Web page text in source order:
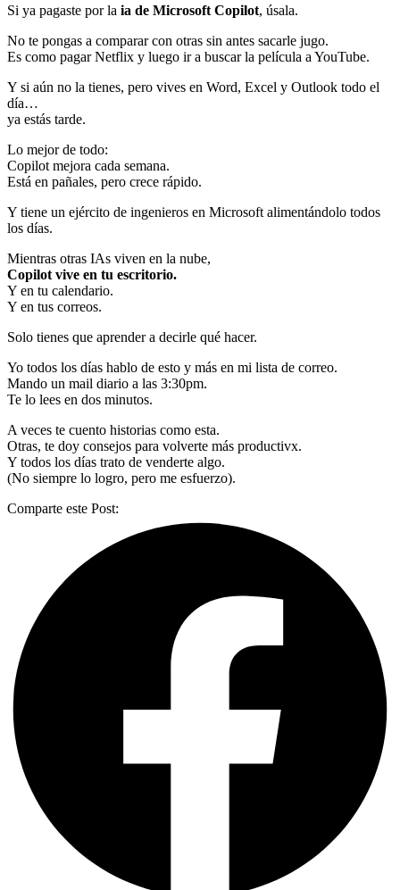
Si ya pagaste por la ia de Microsoft Copilot, úsala.
No te pongas a comparar con otras sin antes sacarle jugo.
Es como pagar Netflix y luego ir a buscar la película a YouTube.
Y si aún no la tienes, pero vives en Word, Excel y Outlook todo el
día…
ya estás tarde.
Lo mejor de todo:
Copilot mejora cada semana.
Está en pañales, pero crece rápido.
Y tiene un ejército de ingenieros en Microsoft alimentándolo todos
los días.
Mientras otras IAs viven en la nube,
Copilot vive en tu escritorio.
Y en tu calendario.
Y en tus correos.
Solo tienes que aprender a decirle qué hacer.
Yo todos los días hablo de esto y más en mi lista de correo.
Mando un mail diario a las 3:30pm.
Te lo lees en dos minutos.
A veces te cuento historias como esta.
Otras, te doy consejos para volverte más productivx.
Y todos los días trato de venderte algo.
(No siempre lo logro, pero me esfuerzo).
Comparte este Post: